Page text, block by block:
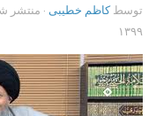
توسطکاظم خطیبی · منتشر
۱۳۹۹